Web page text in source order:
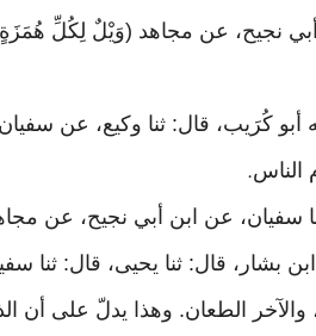
نجيح، عن مجاهد (وَيْلٌ لِكُلِّ
كُرَيب، قال: ثنا وكيع، عن
الناس.
سفيان، عن ابن أبي نجيح، عن
بشار، قال: ثنا يحيى، قال: ثنا
الطعان. وهذا يدلّ على أن